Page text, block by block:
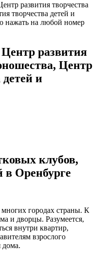
развития творчества
творчества детей и
нажать на любой номер
развития
Центр
детей и
клубов,
Оренбурге
городах страны. К
и дворцы. Разумеется,
внутри квартир,
взрослого
дома.